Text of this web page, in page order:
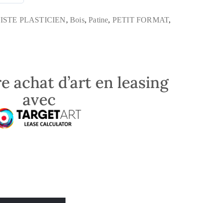
PLASTICIEN,Bois,Patine, PETIT FORMAT,
achat d’art en leasing
avec